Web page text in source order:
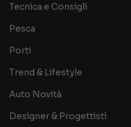
Tecnica e Consigli
Pesca
Porti
Trend & Lifestyle
Auto Novità
Designer & Progettisti